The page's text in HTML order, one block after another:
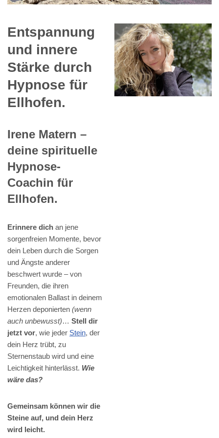
Entspannung
und innere
Stärke durch
Hypnose für
Ellhofen.
Irene Matern –
deine spirituelle
Hypnose-
Coachin für
Ellhofen.
Erinnere dich an jene
sorgenfreien Momente, bevor
dein Leben durch die Sorgen
und Ängste anderer
beschwert wurde – von
Freunden, die ihren
emotionalen Ballast in deinem
Herzen deponierten (wenn
auch unbewusst)… Stell dir
jetzt vor, wie jeder Stein, der
dein Herz trübt, zu
Sternenstaub wird und eine
Leichtigkeit hinterlässt. Wie
wäre das?
Gemeinsam können wir die
Steine auf, und dein Herz
wird leicht.